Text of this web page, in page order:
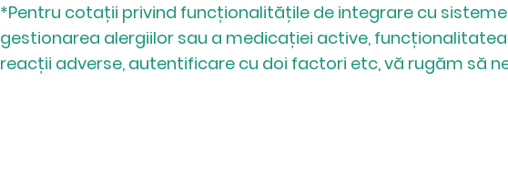
*Pentru cotații privind funcționalitățile de integrare cu
gestionarea alergiilor sau a medicației active,
reacții adverse, autentificare cu doi factori etc, vă rugăm să